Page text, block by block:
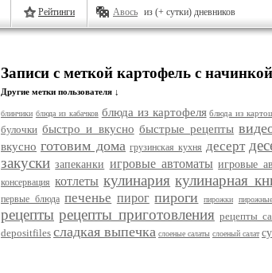
Рейтинги Авось из (+ сутки) дневников
Записи с меткой картофель с начинкой
Другие метки пользователя ↓
блинчики блюда из кабачков блюда из картофеля блюда из
булочки быстро и вкусно быстрые рецепты
вкусно готовим дома грузинская кухня десерт
закуски запеканки игровые автоматы игровые
консервация котлеты кулинария кулинарная
первые блюда печенье пирог пироги пирожки пирожные
рецепты рецепты приготовления рецепты
depositfiles сладкая выпечка слоеные салаты слоеный салат